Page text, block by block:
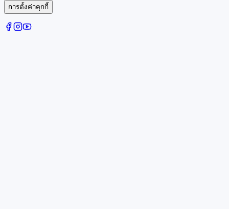
การตั้งค่าคุกกี้